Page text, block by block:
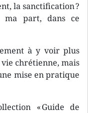
la sanctification ?
part, dans ce
à y voir plus
chrétienne, mais
mise en pratique
« Guide de